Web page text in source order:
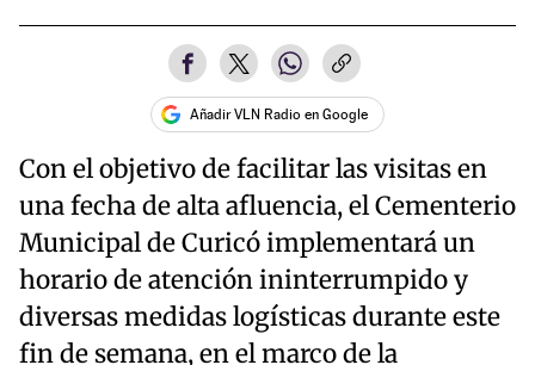
Añadir VLN Radio en Google
Con el objetivo de facilitar las visitas en
una fecha de alta afluencia, el Cementerio
Municipal de Curicó implementará un
horario de atención ininterrumpido y
diversas medidas logísticas durante este
fin de semana, en el marco de la